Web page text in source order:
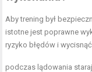
Aby trening był
istotne jest poprawne
ryzyko błędów i
podczas lądowania